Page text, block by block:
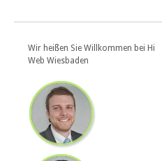
Wir heißen Sie Willkommen bei Hi
Web Wiesbaden